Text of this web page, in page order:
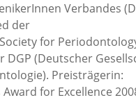
Verbandes
der
Society for
DGP (Deutscher
Preisträgerin:
Award for Excellence